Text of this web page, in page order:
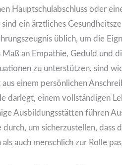
Hauptschulabschluss oder
sind ein ärztliches
üblich, um die
Maß an Empathie, Geduld und
zu unterstützen, sind
aus einem persönlichen
darlegt, einem vollständigen
Ausbildungsstätten führen
durch, um sicherzustellen,
auch menschlich zur Rolle